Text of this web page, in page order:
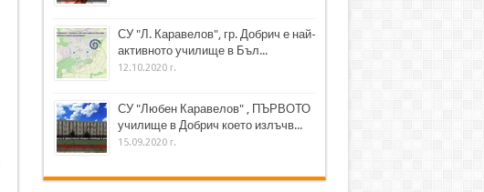
СУ "Л. Каравелов", гр. Добрич е най-
активното училище в Бъл...
12.10.2020 г.
СУ "Любен Каравелов" , ПЪРВОТО
училище в Добрич което излъчв...
15.09.2020 г.